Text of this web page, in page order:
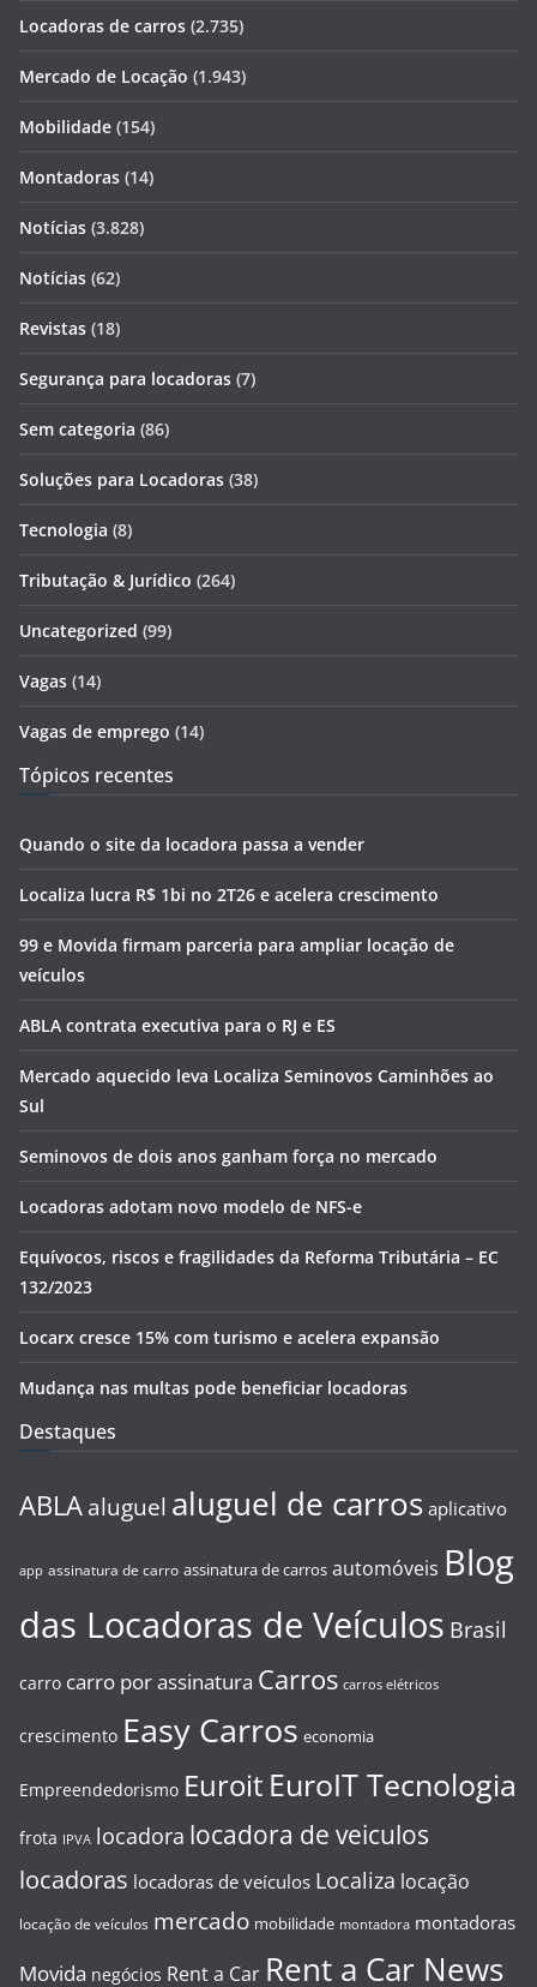
Locadoras de carros (2.735)
Mercado de Locação (1.943)
Mobilidade (154)
Montadoras (14)
Notícias (3.828)
Notícias (62)
Revistas (18)
Segurança para locadoras (7)
Sem categoria (86)
Soluções para Locadoras (38)
Tecnologia (8)
Tributação & Jurídico (264)
Uncategorized (99)
Vagas (14)
Vagas de emprego (14)
Tópicos recentes
Quando o site da locadora passa a vender
Localiza lucra R$ 1bi no 2T26 e acelera crescimento
99 e Movida firmam parceria para ampliar locação de
veículos
ABLA contrata executiva para o RJ e ES
Mercado aquecido leva Localiza Seminovos Caminhões ao
Sul
Seminovos de dois anos ganham força no mercado
Locadoras adotam novo modelo de NFS-e
Equívocos, riscos e fragilidades da Reforma Tributária – EC
132/2023
Locarx cresce 15% com turismo e acelera expansão
Mudança nas multas pode beneficiar locadoras
Destaques
ABLA aluguel aluguel de carros aplicativo
app assinatura de carro assinatura de carros automóveis Blog
das Locadoras de Veículos Brasil
carro carro por assinatura Carros carros elétricos
crescimento Easy Carros economia
Empreendedorismo Euroit EuroIT Tecnologia
frota IPVA locadora locadora de veiculos
locadoras locadoras de veículos Localiza locação
locação de veículos mercado mobilidade montadora montadoras
Movida negócios Rent a Car Rent a Car News